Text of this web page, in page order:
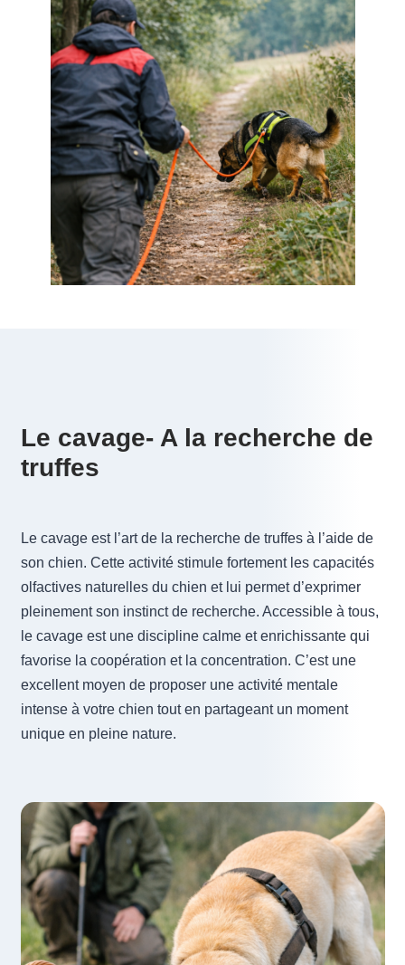
Le cavage- A la recherche de
truffes
Le cavage est l’art de la recherche de truffes à l’aide de
son chien. Cette activité stimule fortement les capacités
olfactives naturelles du chien et lui permet d’exprimer
pleinement son instinct de recherche. Accessible à tous,
le cavage est une discipline calme et enrichissante qui
favorise la coopération et la concentration. C’est une
excellent moyen de proposer une activité mentale
intense à votre chien tout en partageant un moment
unique en pleine nature.